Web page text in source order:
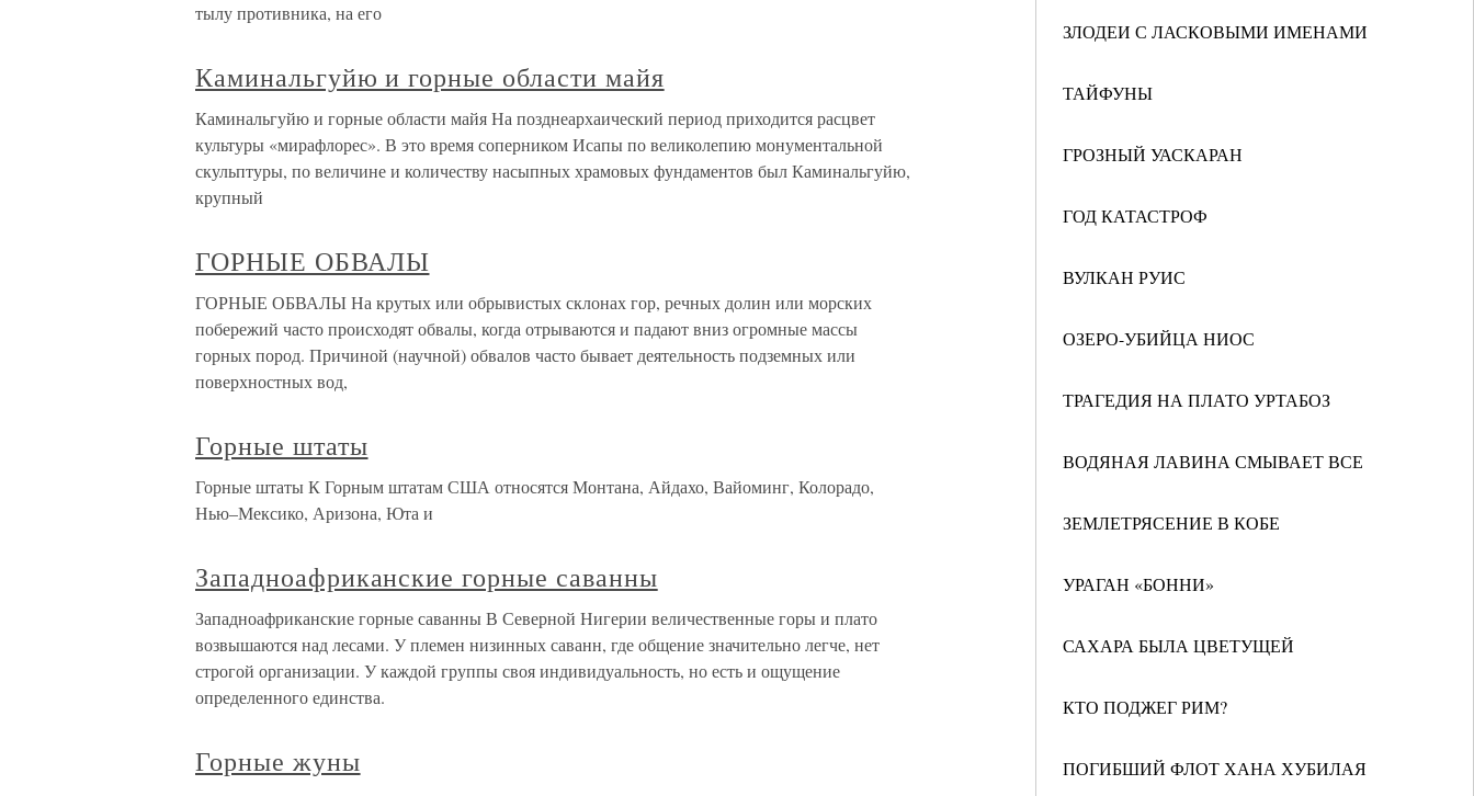
ЗЛОДЕИ С ЛАСКОВЫМИ ИМЕНАМИ
ТАЙФУНЫ
ГРОЗНЫЙ УАСКАРАН
ГОД КАТАСТРОФ
ВУЛКАН РУИС
ОЗЕРО-УБИЙЦА НИОС
ТРАГЕДИЯ НА ПЛАТО УРТАБОЗ
ВОДЯНАЯ ЛАВИНА СМЫВАЕТ ВСЕ
ЗЕМЛЕТРЯСЕНИЕ В КОБЕ
УРАГАН «БОННИ»
САХАРА БЫЛА ЦВЕТУЩЕЙ
КТО ПОДЖЕГ РИМ?
ПОГИБШИЙ ФЛОТ ХАНА ХУБИЛАЯ
тылу противника, на его
Каминальгуйю и горные области майя
Каминальгуйю и горные области майя На позднеархаический период приходится расцвет
культуры «мирафлорес». В это время соперником Исапы по великолепию монументальной
скульптуры, по величине и количеству насыпных храмовых фундаментов был Каминальгуйю,
крупный
ГОРНЫЕ ОБВАЛЫ
ГОРНЫЕ ОБВАЛЫ На крутых или обрывистых склонах гор, речных долин или морских
побережий часто происходят обвалы, когда отрываются и падают вниз огромные массы
горных пород. Причиной (научной) обвалов часто бывает деятельность подземных или
поверхностных вод,
Горные штаты
Горные штаты К Горным штатам США относятся Монтана, Айдахо, Вайоминг, Колорадо,
Нью–Мексико, Аризона, Юта и
Западноафриканские горные саванны
Западноафриканские горные саванны В Северной Нигерии величественные горы и плато
возвышаются над лесами. У племен низинных саванн, где общение значительно легче, нет
строгой организации. У каждой группы своя индивидуальность, но есть и ощущение
определенного единства.
Горные жуны